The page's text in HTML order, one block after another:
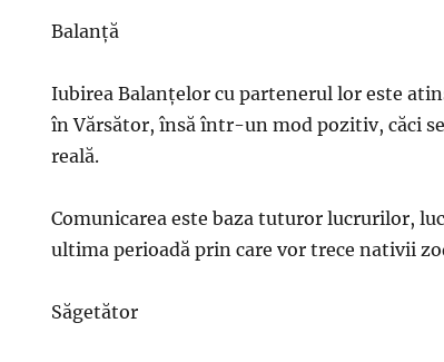
Balanță
Iubirea Balanțelor cu partenerul lor este
în Vărsător, însă într-un mod pozitiv, căci
reală.
Comunicarea este baza tuturor lucrurilor,
ultima perioadă prin care vor trece nativii
Săgetător